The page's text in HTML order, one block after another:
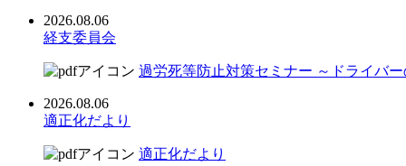
2026.08.06
経支委員会
過労死等防止対策セミナー ～ドライバ
2026.08.06
適正化だより
適正化だより